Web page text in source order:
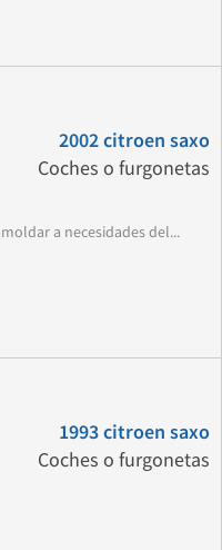
2002 citroen saxo
Coches o furgonetas
a necesidades del...
1993 citroen saxo
Coches o furgonetas